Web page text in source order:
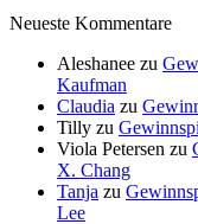
Neueste Kommentare
Aleshanee zu
Kaufman
Claudia zu
Tilly zu
Viola Petersen zu
X. Chang
Tanja zu
Lee